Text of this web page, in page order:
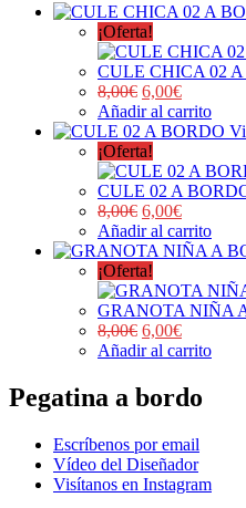
¡Oferta!
CULE CHICA 02
8,00€ 6,00€
Añadir al carrito
¡Oferta!
CULE 02 A
8,00€ 6,00€
Añadir al carrito
¡Oferta!
GRANOTA NIÑA
8,00€ 6,00€
Añadir al carrito
Pegatina a bordo
Escríbenos por email
Vídeo del Diseñador
Visítanos en Instagram